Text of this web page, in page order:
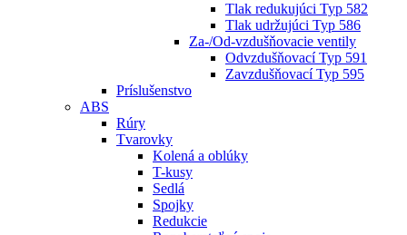
Tlak redukujúci Typ 582
Tlak udržujúci Typ 586
Za-/Od-vzdušňovacie ventily
Odvzdušňovací Typ 591
Zavzdušňovací Typ 595
Príslušenstvo
ABS
Rúry
Tvarovky
Kolená a oblúky
T-kusy
Sedlá
Spojky
Redukcie